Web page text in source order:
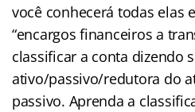
você conhecerá todas elas
“encargos financeiros a
classificar a conta dizendo
ativo/passivo/redutora do
passivo. Aprenda a